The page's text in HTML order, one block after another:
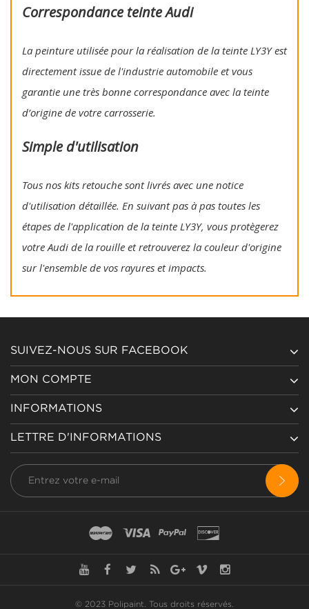
Correspondance teinte Audi
La peinture utilisée pour la réalisation de la teinte LY3Y est
directement issue de l'industrie automobile et vous
garantie une très bonne correspondance avec la teinte
d’origine de votre carrosserie.
Simple d'utilisation
Tous nos kits retouche sont livrés avec une notice
d'utilisation détaillée. En suivant pas à pas toutes les
étapes de l'application de la teinte LY3Y, vous protègerez
votre Audi de la rouille et retrouverez la couleur d'origine
sur l'ensemble de vos rayures et impacts.
SUIVEZ-NOUS SUR FACEBOOK
MON COMPTE
INFORMATIONS
LETTRE D'INFORMATIONS
© 2023 Polipaint. Tous droits réservés.